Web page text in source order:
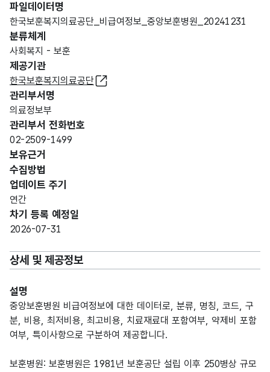
파일데이터명
한국보훈복지의료공단_비급여정보_중앙보훈병원_20241231
분류체계
사회복지 - 보훈
제공기관
한국보훈복지의료공단
관리부서명
의료정보부
관리부서 전화번호
02-2509-1499
보유근거
수집방법
업데이트 주기
연간
차기 등록 예정일
2026-07-31
상세 및 제공정보
설명
중앙보훈병원 비급여정보에 대한 데이터로, 분류, 명칭, 코드, 구
분, 비용, 최저비용, 최고비용, 치료재료대 포함여부, 약제비 포함
여부, 특이사항으로 구분하여 제공합니다.
보훈병원: 보훈병원은 1981년 보훈공단 설립 이후 250병상 규모